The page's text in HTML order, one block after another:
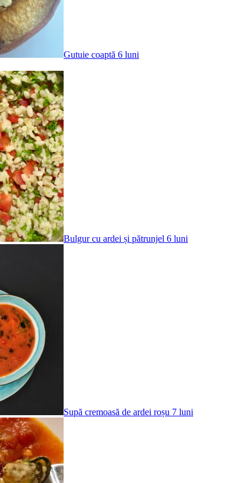
Gutuie coaptă 6 luni
Bulgur cu ardei și pătrunjel 6 luni
Supă cremoasă de ardei roșu 7 luni